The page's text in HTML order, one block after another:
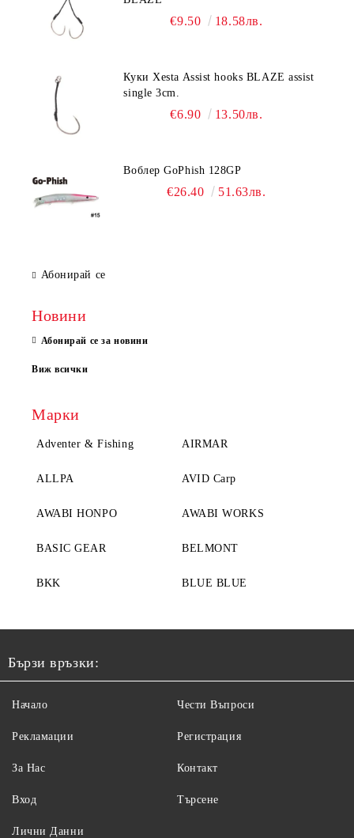
€9.50 18.58лв.
Куки Xesta Assist hooks BLAZE assist
single 3cm.
€6.90 13.50лв.
Воблер GoPhish 128GP
€26.40 51.63лв.
Абонирай се
Новини
Абонирай се за новини
Виж всички
Марки
Adventer & Fishing AIRMAR
ALLPA AVID Carp
AWABI HONPO AWABI WORKS
BASIC GEAR BELMONT
BKK BLUE BLUE
Бързи връзки:
Начало
Рекламации
За Нас
Вход
Чести Въпроси
Регистрация
Контакт
Търсене
Лични Данни